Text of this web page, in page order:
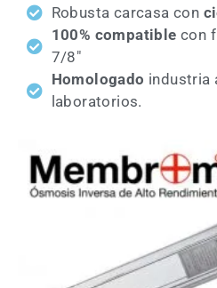
Robusta carcasa con
100% compatible con
7/8"
Homologado industria
laboratorios.